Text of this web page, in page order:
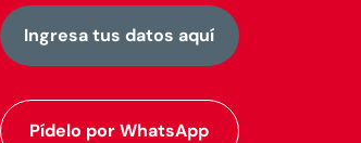
Ingresa tus datos aquí
Pídelo por WhatsApp